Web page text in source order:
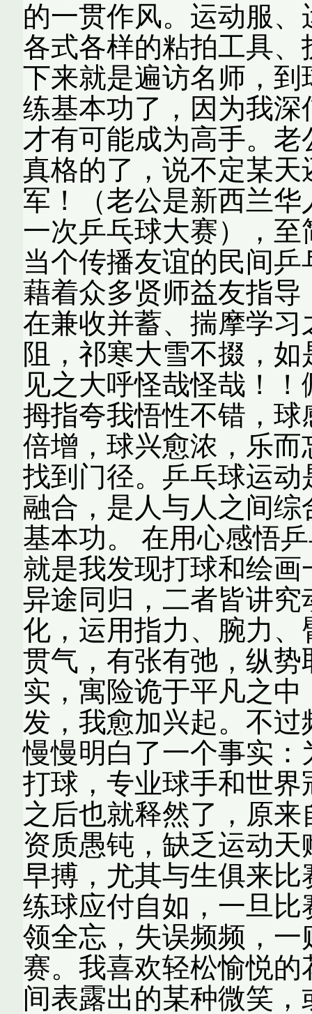
的一贯作风。运动服
各式各样的粘拍工具
下来就是遍访名师，
练基本功了，因为我
才有可能成为高手。
真格的了，说不定某
军！（老公是新西兰
一次乒乓球大赛），
当个传播友谊的民间
藉着众多贤师益友指
在兼收并蓄、揣摩学
阻，祁寒大雪不掇，
见之大呼怪哉怪哉！
拇指夸我悟性不错，
倍增，球兴愈浓，乐
找到门径。乒乓球运
融合，是人与人之间
基本功。 在用心感悟
就是我发现打球和绘
异途同归，二者皆讲
化，运用指力、腕力
贯气，有张有弛，纵
实，寓险诡于平凡之
发，我愈加兴起。不
慢慢明白了一个事实
打球，专业球手和世
之后也就释然了，原
资质愚钝，缺乏运动
早搏，尤其与生俱来
练球应付自如，一旦
领全忘，失误频频，
赛。我喜欢轻松愉悦
间表露出的某种微笑